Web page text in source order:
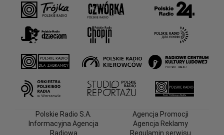
Polskie Radio S.A.
Informacyjna Agencja
Radiowa
Agencja Promocji
Agencja Reklamy
Regulamin serwisu